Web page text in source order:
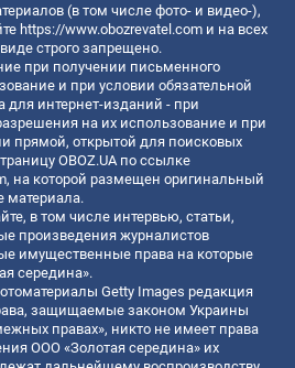
(в том числе фото- и видео-),
https://www.obozrevatel.com и на всех
строго запрещено.
при получении письменного
и при условии обязательной
для интернет-изданий - при
на их использование и при
прямой, открытой для поисковых
OBOZ.UA по ссылке
, на которой размещен оригинальный
материала.
в том числе интервью, статьи,
произведения журналистов
имущественные права на которые
середина».
Getty Images редакция
защищаемые законом Украины
правах», никто не имеет права
ООО «Золотая середина» их